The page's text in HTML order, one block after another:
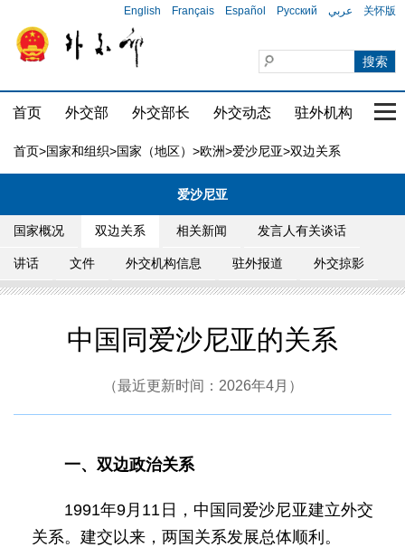
English Français Español Русский عربي 关怀版
首页 外交部 外交部长 外交动态 驻外机构 国
首页>国家和组织>国家（地区） >欧洲>爱沙尼亚>双边关系
爱沙尼亚
国家概况 双边关系 相关新闻 发言人有关谈话
讲话 文件 外交机构信息 驻外报道 外交掠影
中国同爱沙尼亚的关系
（最近更新时间：2026年4月）
一、双边政治关系
1991年9月11日，中国同爱沙尼亚建立外交
关系。建交以来，两国关系发展总体顺利。